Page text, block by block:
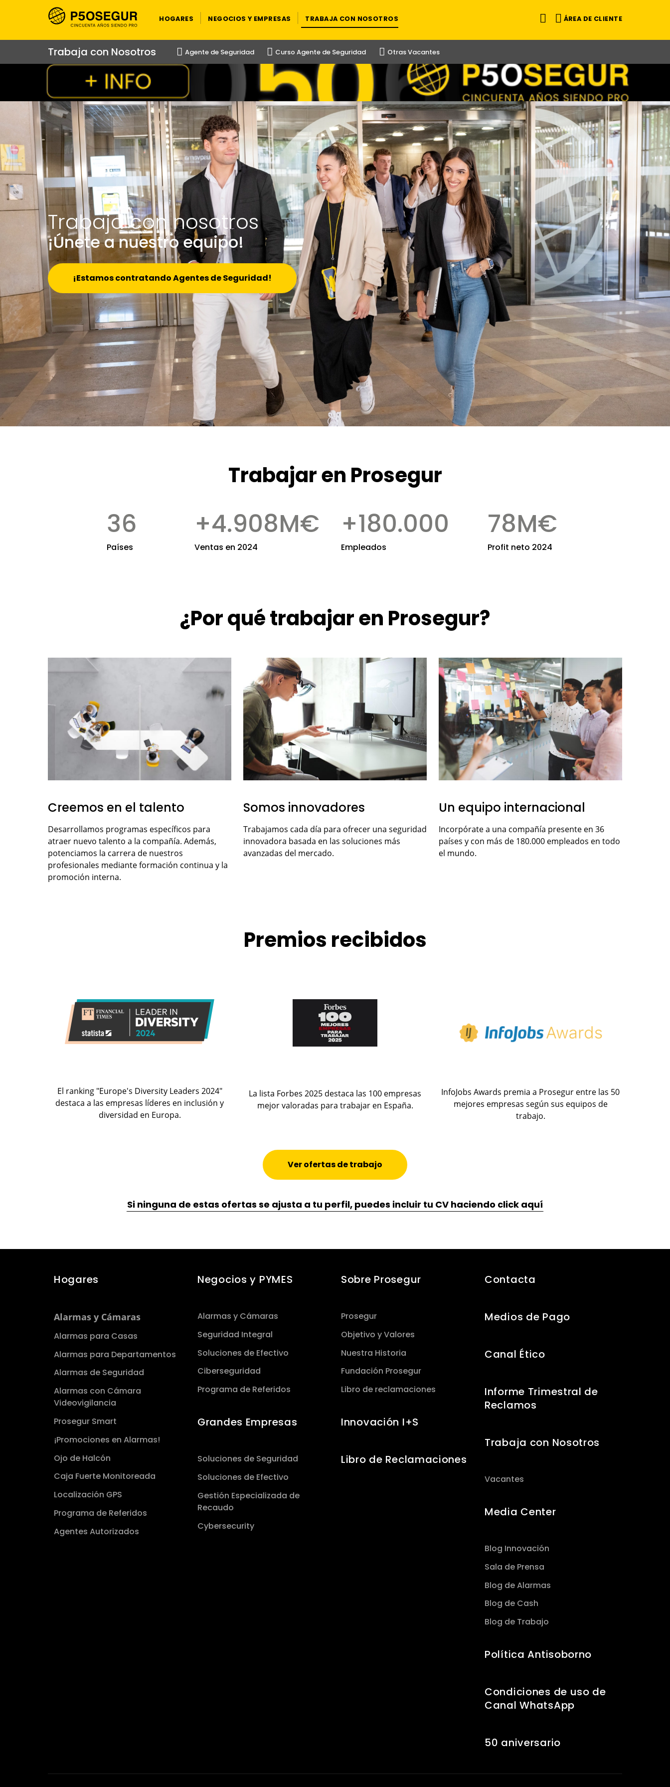
HOGARES NEGOCIOS Y EMPRESAS TRABAJA CON NOSOTROS ÁREA DE CLIENTE
Trabaja con Nosotros Agente de Seguridad Curso Agente de Seguridad Otras Vacantes
Trabaja con nosotros
¡Únete a nuestro equipo!
¡Estamos contratando Agentes de Seguridad!
Trabajar en Prosegur
36
Países
+4.908M€
Ventas en 2024
+180.000
Empleados
78M€
Profit neto 2024
¿Por qué trabajar en Prosegur?
Creemos en el talento
Desarrollamos programas específicos para
atraer nuevo talento a la compañía. Además,
potenciamos la carrera de nuestros
profesionales mediante formación continua y la
promoción interna.
Somos innovadores
Trabajamos cada día para ofrecer una seguridad
innovadora basada en las soluciones más
avanzadas del mercado.
Un equipo internacional
Incorpórate a una compañía presente en 36
países y con más de 180.000 empleados en todo
el mundo.
Premios recibidos
El ranking "Europe's Diversity Leaders 2024"
destaca a las empresas líderes en inclusión y
diversidad en Europa.
La lista Forbes 2025 destaca las 100 empresas
mejor valoradas para trabajar en España.
InfoJobs Awards premia a Prosegur entre las 50
mejores empresas según sus equipos de
trabajo.
Ver ofertas de trabajo
Si ninguna de estas ofertas se ajusta a tu perfil, puedes incluir tu CV haciendo click aquí
Hogares
Alarmas y Cámaras
Alarmas para Casas
Alarmas para Departamentos
Alarmas de Seguridad
Alarmas con Cámara
Videovigilancia
Prosegur Smart
¡Promociones en Alarmas!
Ojo de Halcón
Caja Fuerte Monitoreada
Localización GPS
Programa de Referidos
Agentes Autorizados
Negocios y PYMES
Alarmas y Cámaras
Seguridad Integral
Soluciones de Efectivo
Ciberseguridad​​​​​​​
Programa de Referidos
Grandes Empresas
Soluciones de Seguridad
Soluciones de Efectivo
Gestión Especializada de
Recaudo
Cybersecurity
Sobre Prosegur
Prosegur
Objetivo y Valores
Nuestra Historia
Fundación Prosegur
Libro de reclamaciones
Innovación I+S
Libro de Reclamaciones
Contacta
Medios de Pago
Canal Ético
Informe Trimestral de
Reclamos
Trabaja con Nosotros
Vacantes
Media Center
Blog Innovación
Sala de Prensa
Blog de Alarmas
Blog de Cash
Blog de Trabajo
Política Antisoborno
Condiciones de uso de
Canal WhatsApp
50 aniversario